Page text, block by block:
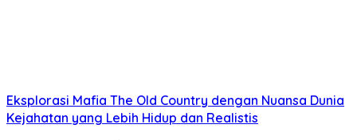
Eksplorasi Mafia The Old Country dengan Nuansa Dunia
Kejahatan yang Lebih Hidup dan Realistis